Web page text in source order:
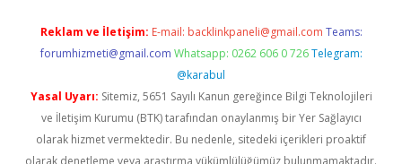
Reklam ve İletişim: E-mail: backlinkpaneli@gmail.com Teams:
forumhizmeti@gmail.com Whatsapp: 0262 606 0 726 Telegram:
@karabul
Yasal Uyarı: Sitemiz, 5651 Sayılı Kanun gereğince Bilgi Teknolojileri
ve İletişim Kurumu (BTK) tarafından onaylanmış bir Yer Sağlayıcı
olarak hizmet vermektedir. Bu nedenle, sitedeki içerikleri proaktif
olarak denetleme veya araştırma yükümlülüğümüz bulunmamaktadır.